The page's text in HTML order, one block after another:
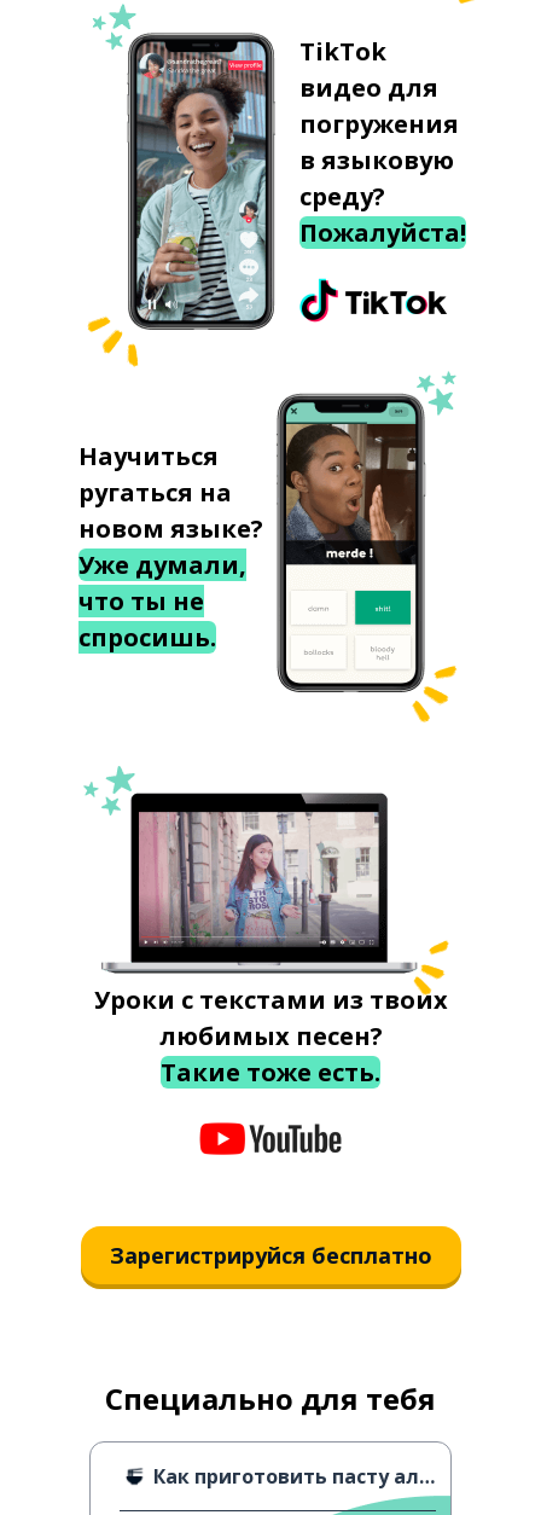
TikTok
видео для
погружения
в языковую
среду?
Пожалуйста!
Научиться
ругаться на
новом языке?
Уже думали,
что ты не
спросишь.
Уроки с текстами из твоих
любимых песен?
Такие тоже есть.
Зарегистрируйся бесплатно
Специально для тебя
Как приготовить пасту аль Баффо